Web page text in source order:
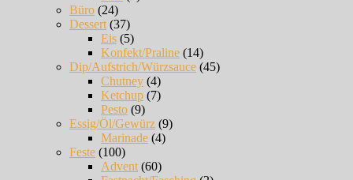
Büro (24)
Dessert(37)
Eis (5)
Konfekt/Praline (14)
Dip/Aufstrich/Würzsauce (45)
Chutney (4)
Ketchup (7)
Pesto (9)
Essig/Öl/Gewürz (9)
Marinade (4)
Feste (100)
Advent(60)